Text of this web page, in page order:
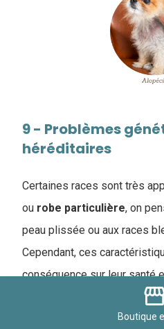
9 - Problèmes
héréditaires
Certaines races sont très
ou robe particulière, on
peau plissée ou aux races
Cependant, ces
conséquence sur leur santé
prédisposer à des
Boutique